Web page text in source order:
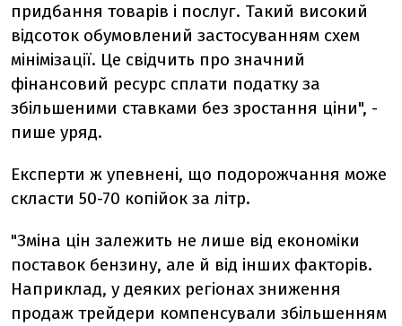
придбання товарів і послуг. Такий високий
відсоток обумовлений застосуванням схем
мінімізації. Це свідчить про значний
фінансовий ресурс сплати податку за
збільшеними ставками без зростання ціни", -
пише уряд.
Експерти ж упевнені, що подорожчання може
скласти 50-70 копійок за літр.
"Зміна цін залежить не лише від економіки
поставок бензину, але й від інших факторів.
Наприклад, у деяких регіонах зниження
продаж трейдери компенсували збільшенням